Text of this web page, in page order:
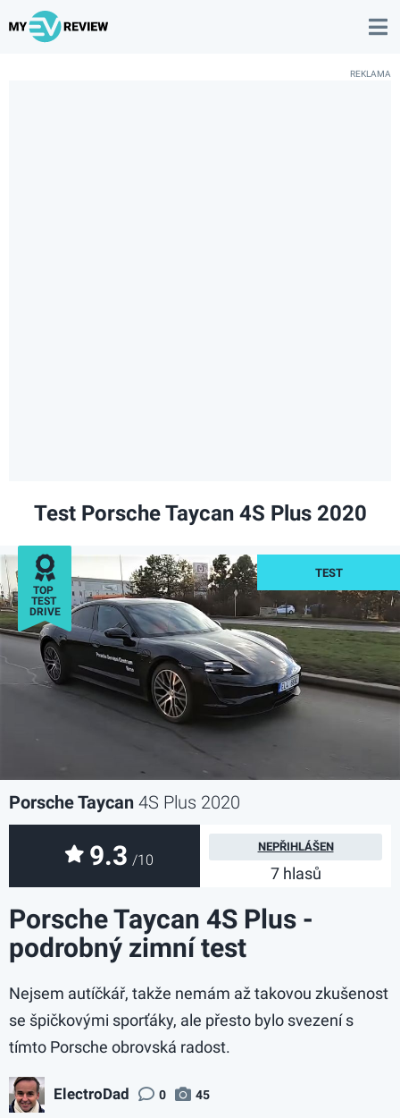
Test Porsche Taycan 4S Plus 2020
Porsche Taycan 4S Plus 2020
9.3 /10
NEPŘIHLÁŠEN
7 hlasů
Porsche Taycan 4S Plus -
podrobný zimní test
Nejsem autíčkář, takže nemám až takovou zkušenost
se špičkovými sporťáky, ale přesto bylo svezení s
tímto Porsche obrovská radost.
ElectroDad 0 45